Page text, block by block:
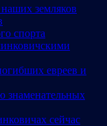
земляков
спорта
евреев и
знаменательных
сейчас